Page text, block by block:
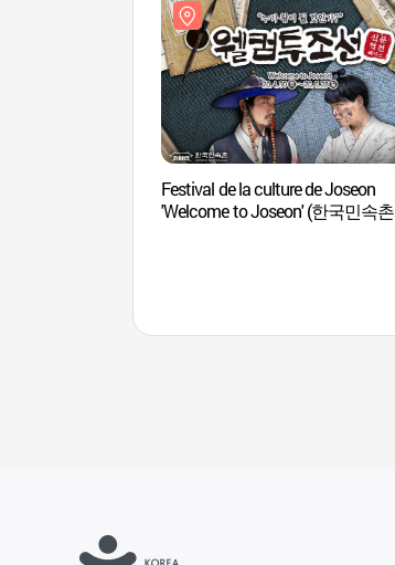
Festival de la culture de Joseon
'Welcome to Joseon' (한국민속촌